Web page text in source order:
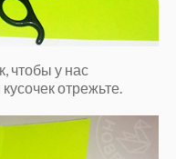
чтобы у нас
отрежьте.